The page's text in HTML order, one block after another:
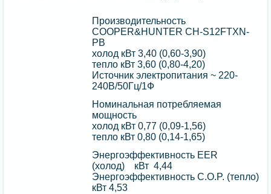
Производительность
COOPER&HUNTER CH-S12FTXN-
PB
холод кВт 3,40 (0,60-3,90)
тепло кВт 3,60 (0,80-4,20)
Источник электропитания ~ 220-
240В/50Гц/1Ф
Номинальная потребляемая
мощность
холод кВт 0,77 (0,09-1,56)
тепло кВт 0,80 (0,14-1,65)
Энергоэффективность EER
(холод) кВт 4,44
Энергоэффективность C.O.P. (тепло)
кВт 4,53